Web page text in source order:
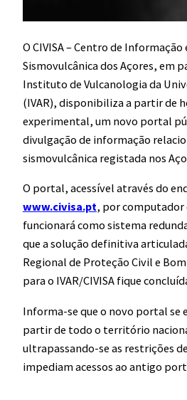
O CIVISA – Centro de Informação
Sismovulcânica dos Açores, em
Instituto de Vulcanologia da
(IVAR), disponibiliza a partir de
experimental, um novo portal
divulgação de informação
sismovulcânica registada nos
O portal, acessível através do
www.civisa.pt, por
funcionará como sistema
que a solução definitiva
Regional de Proteção Civil e
para o IVAR/CIVISA fique
Informa-se que o novo portal se
partir de todo o território
ultrapassando-se as restrições
impediam acessos ao antigo